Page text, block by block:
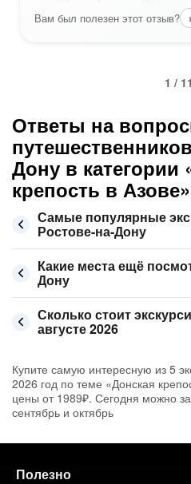
Вам был полезен этот отзыв?
1 / 11
Ответы на
Дону в категории
крепость в Азове»
Самые популярные
Ростове-на-Дону
Какие места ещё
Дону
Сколько стоит
августе 2026
Купите самую интересную из 5
2026 год по теме «Донская
цены от 1989₽. Сегодня можно
сентябрь и октябрь
Полезно